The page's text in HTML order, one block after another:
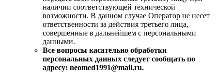
наличии соответствующей технической
возможности. В данном случае Оператор не несет
ответственности за действия третьего лица,
совершенные в дальнейшем с персональными
данными.
Все вопросы касательно обработки
персональных данных следует сообщать по
адресу: neomed1991@mail.ru.